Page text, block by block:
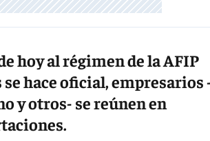
hoy al régimen de la AFIP
hace oficial, empresarios
y otros- se reúnen en